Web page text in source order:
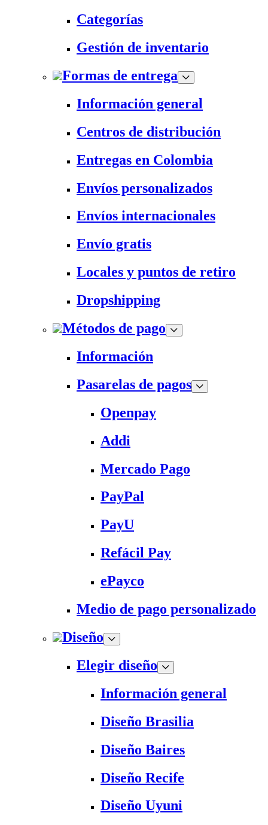
Categorías
Gestión de inventario
Formas de entrega
Información general
Centros de distribución
Entregas en Colombia
Envíos personalizados
Envíos internacionales
Envío gratis
Locales y puntos de retiro
Dropshipping
Métodos de pago
Información
Pasarelas de pagos
Openpay
Addi
Mercado Pago
PayPal
PayU
Refácil Pay
ePayco
Medio de pago personalizado
Diseño
Elegir diseño
Información general
Diseño Brasilia
Diseño Baires
Diseño Recife
Diseño Uyuni